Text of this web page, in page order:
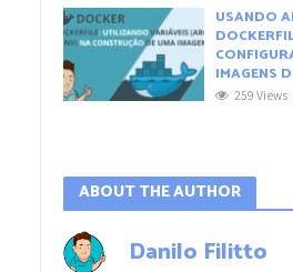
USANDO
IMAGENS
259 Views
ABOUT THE AUTHOR
Danilo Filitto